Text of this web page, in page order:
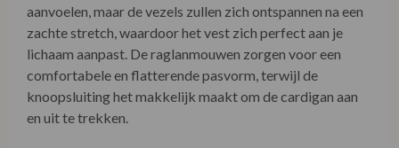
aanvoelen, maar de vezels zullen zich ontspannen na een
zachte stretch, waardoor het vest zich perfect aan je
lichaam aanpast. De raglanmouwen zorgen voor een
comfortabele en flatterende pasvorm, terwijl de
knoopsluiting het makkelijk maakt om de cardigan aan
en uit te trekken.